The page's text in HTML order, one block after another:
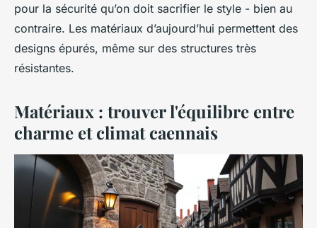
pour la sécurité qu’on doit sacrifier le style - bien au
contraire. Les matériaux d’aujourd’hui permettent des
designs épurés, même sur des structures très
résistantes.
Matériaux : trouver l'équilibre entre
charme et climat caennais